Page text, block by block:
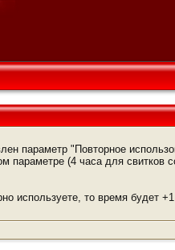
параметр "Повторное
параметре (4 часа для свитков
используете, то время будет